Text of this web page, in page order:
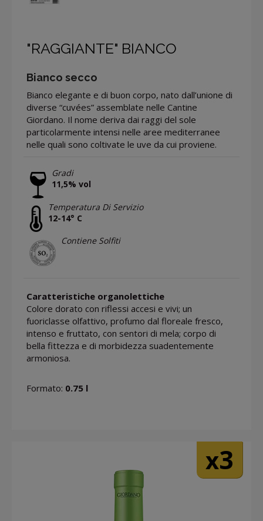
"RAGGIANTE" BIANCO
Bianco secco
Bianco elegante e di buon corpo, nato dall’unione di
diverse “cuvées” assemblate nelle Cantine
Giordano. Il nome deriva dai raggi del sole
particolarmente intensi nelle aree mediterranee
nelle quali sono coltivate le uve da cui proviene.
Gradi
11,5% vol
Temperatura Di Servizio
12-14° C
Contiene Solfiti
Caratteristiche organolettiche
Colore dorato con riflessi accesi e vivi; un
fuoriclasse olfattivo, profumo dal floreale fresco,
intenso e fruttato, con sentori di mela; corpo di
bella fittezza e di morbidezza suadentemente
armoniosa.
Formato: 0.75 l
x3